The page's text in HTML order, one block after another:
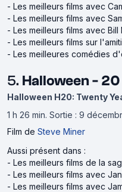
- Les meilleurs films avec
- Les meilleurs films avec
- Les meilleurs films avec Bill
- Les meilleurs films sur
- Les meilleures comédies
5. Halloween -
Halloween H20: Twenty
1 h 26 min. Sortie : 9
Film de Steve Miner
Aussi présent dans :
- Les meilleurs films de la
- Les meilleurs films avec
- Les meilleurs films avec